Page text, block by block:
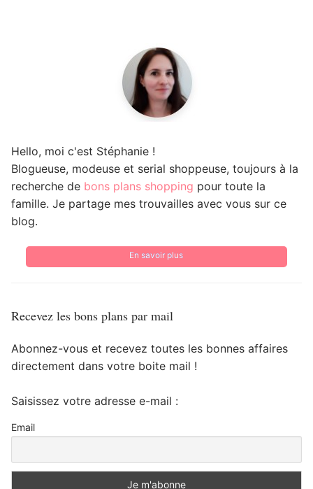
Hello, moi c'est Stéphanie !
Blogueuse, modeuse et serial shoppeuse, toujours à la
recherche de bons plans shopping pour toute la
famille. Je partage mes trouvailles avec vous sur ce
blog.
En savoir plus
Recevez les bons plans par mail
Abonnez-vous et recevez toutes les bonnes affaires
directement dans votre boite mail !
Saisissez votre adresse e-mail :
Email